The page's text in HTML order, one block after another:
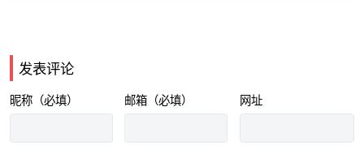
发表评论
昵称（必填） 邮箱（必填） 网址